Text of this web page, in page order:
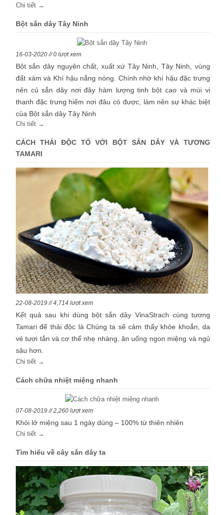
Chi tiết →
Bột sắn dây Tây Ninh
16-03-2020 // 0 lượt xem
Bột sắn dây nguyên chất, xuất xứ Tây Ninh, Tây Ninh, vùng
đất xám và Khí hậu nắng nóng. Chính nhờ khí hậu đặc trưng
nên củ sắn dây nơi đây hàm lượng tinh bột cao và mùi vị
thanh đặc trưng hiếm nơi đâu có được, làm nên sự khác biệt
của Bột sắn dây Tây Ninh
Chi tiết →
CÁCH THẢI ĐỘC TỐ VỚI BỘT SẮN DÂY VÀ TƯƠNG
TAMARI
22-08-2019 // 4,714 lượt xem
Kết quả sau khi dùng bột sắn dây VinaStrach cùng tương
Tamari để thải độc là Chúng ta sẽ cảm thấy khỏe khoắn, da
vẻ tươi tắn và cơ thể nhẹ nhàng, ăn uống ngon miệng và ngủ
sâu hơn.
Chi tiết →
Cách chữa nhiệt miệng nhanh
07-08-2019 // 2,260 lượt xem
Khỏi lở miệng sau 1 ngày dùng – 100% từ thiên nhiên
Chi tiết →
Tìm hiểu về cây sắn dây ta